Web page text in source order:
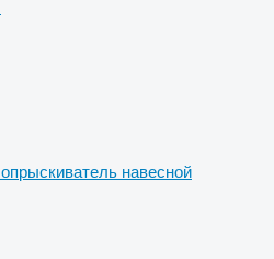
опрыскиватель навесной